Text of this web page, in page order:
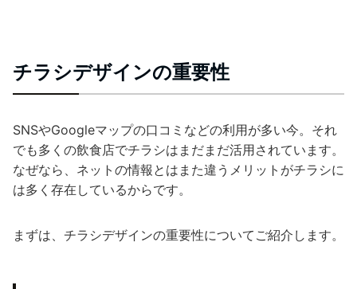
チラシデザインの重要性
SNSやGoogleマップの口コミなどの利用が多い今。それ
でも多くの飲食店でチラシはまだまだ活用されています。
なぜなら、ネットの情報とはまた違うメリットがチラシに
は多く存在しているからです。
まずは、チラシデザインの重要性についてご紹介します。